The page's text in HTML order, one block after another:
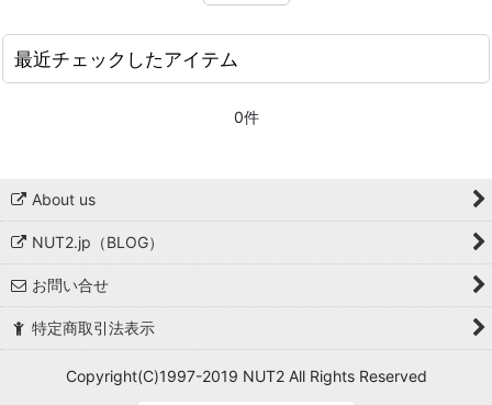
最近チェックしたアイテム
0件
About us
NUT2.jp（BLOG）
お問い合せ
特定商取引法表示
Copyright(C)1997-2019 NUT2 All Rights Reserved